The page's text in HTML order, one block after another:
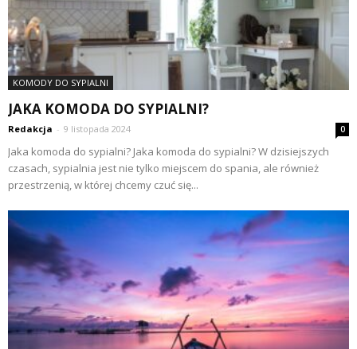
KOMODY DO SYPIALNI
JAKA KOMODA DO SYPIALNI?
Redakcja - 9 listopada 2024 0
Jaka komoda do sypialni? Jaka komoda do sypialni? W dzisiejszych
czasach, sypialnia jest nie tylko miejscem do spania, ale również
przestrzenią, w której chcemy czuć się...